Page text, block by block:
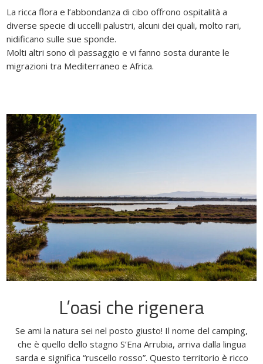
La ricca flora e l’abbondanza di cibo offrono ospitalità a
diverse specie di uccelli palustri, alcuni dei quali, molto rari,
nidificano sulle sue sponde.
Molti altri sono di passaggio e vi fanno sosta durante le
migrazioni tra Mediterraneo e Africa.
L’oasi che rigenera
Se ami la natura sei nel posto giusto! Il nome del camping,
che è quello dello stagno S’Ena Arrubia, arriva dalla lingua
sarda e significa “ruscello rosso”. Questo territorio è ricco